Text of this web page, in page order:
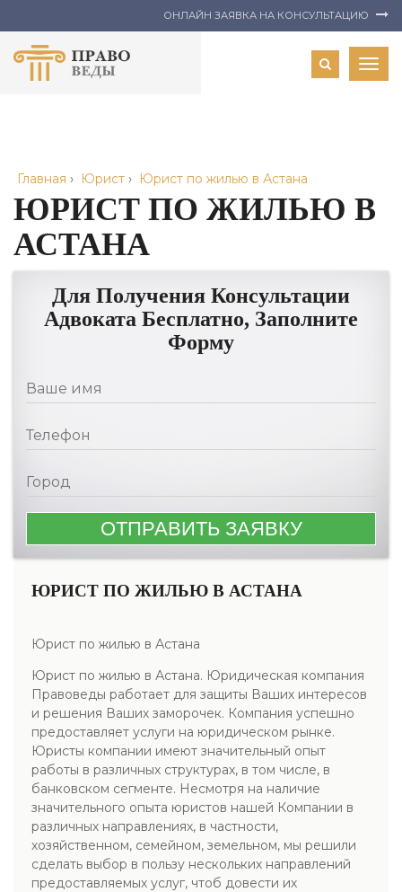
ОНЛАЙН ЗАЯВКА НА КОНСУЛЬТАЦИЮ
Главная › Юрист › Юрист по жилью в Астана
ЮРИСТ ПО ЖИЛЬЮ В
АСТАНА
Для Получения Консультации
Адвоката Бесплатно, Заполните
Форму
ЮРИСТ ПО ЖИЛЬЮ В АСТАНА
Юрист по жилью в Астана
Юрист по жилью в Астана. Юридическая компания
Правоведы работает для защиты Ваших интересов
и решения Ваших заморочек. Компания успешно
предоставляет услуги на юридическом рынке.
Юристы компании имеют значительный опыт
работы в различных структурах, в том числе, в
банковском сегменте. Несмотря на наличие
значительного опыта юристов нашей Компании в
различных направлениях, в частности,
хозяйственном, семейном, земельном, мы решили
сделать выбор в пользу нескольких направлений
предоставляемых услуг, чтоб довести их